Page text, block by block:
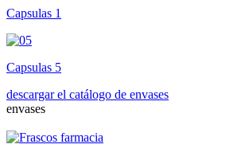
Capsulas 1
Capsulas 5
descargar el catálogo de envases
envases